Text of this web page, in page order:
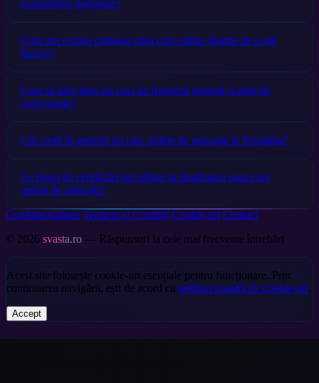
examenelor naționale?
Cum pot evalua calitatea unui curs online înainte de a mă
înscrie?
Cum să aleg între un curs de franceză general și unul de
conversație?
Cât costă în general un curs online de educație în România?
Ce tipuri de certificări pot obține la finalizarea unui curs
online de educație?
Confidențialitate Termeni și Condiții Cookie-uri Contact
© 2026 svasta.ro — Răspunsuri la cele mai frecvente întrebări
Acest site folosește cookie-uri esențiale pentru funcționare. Prin
continuarea navigării, ești de acord cu politica noastră de cookie-uri.
Accept